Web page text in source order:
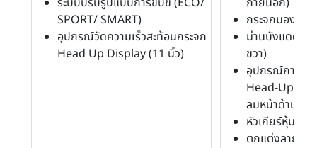
SPORT/ SMART)
อุปกรณ์วัดความเร็วสะท้อนกระจก
Head Up Display (11 นิ้ว)
กระจกมองหลั
ม่านบังแดด (ห
ขวา)
อุปกรณ์ภายใน
Head-Up
ลมหน้าด้านผู้ขั
หัวเกียร์หุ้มหนัง
ตกแต่งลายไม้